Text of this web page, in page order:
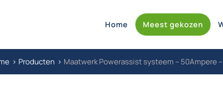
Home Meest gekozen
Producten Maatwerk Powerassist systeem – 50Ampere